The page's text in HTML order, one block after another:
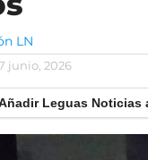
LN
junio, 2026
Leguas Noticias